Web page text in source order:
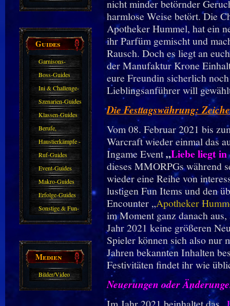
Guides
Garnisons-
Guides
Boss-Guides
Ini & Challenge-
Guides
Szenarien-Guides
Klassen-Guides
Berufe,
Farmkarten und
Haustiere
Haustierkämpfe -
Guide
Ruf-Guides
Event-Guides
Makro-Guides
Erfolge-Guides
Sonstige & Fun-
Guides
Medien
Bilder/Video
nicht minder betörnder
harmlose Weise betört. Die
Apotheker Hummel, hat ein
ihr Parfüm gemischt und
Rausch. Doch es liegt an
der Manufaktur Krone
eure Freundin sicherlich
Lieblingsanführer will
Die Festtagswährung:
Vom 08. Februar 2021 bis
Warcraft wieder einmal das
Ingame Event„Liebe liegt
dieses MMORPGs während
wieder eine Reihe von
lustigen Fun Items und den
Encounter „Apotheker
im Moment ganz danach
Jahr 2021 keine größeren
Spieler können sich also nur
Jahren bekannten Inhalten
Festivitäten findet ihr wie
Neuerungen oder